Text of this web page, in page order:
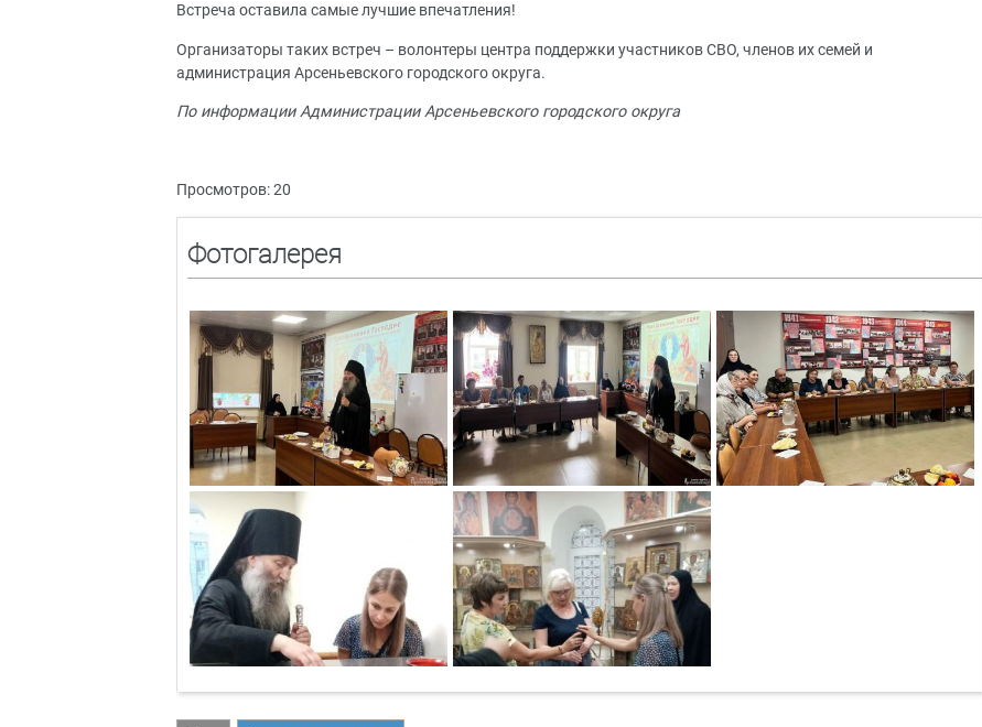
Встреча оставила самые лучшие впечатления!
Организаторы таких встреч – волонтеры центра поддержки участников СВО, членов их семей и
администрация Арсеньевского городского округа.
По информации Администрации Арсеньевского городского округа
Просмотров: 20
Фотогалерея